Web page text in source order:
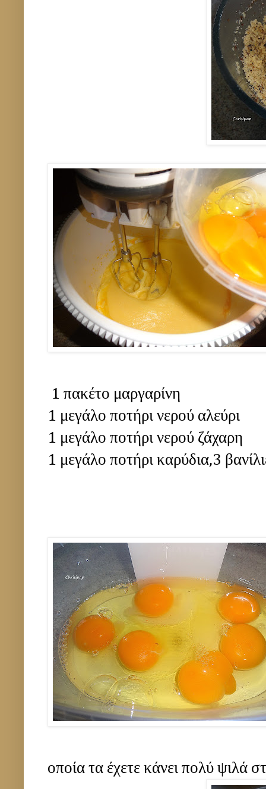
1 πακέτο μαργαρίνη
1 μεγάλο ποτήρι νερού αλεύρι
1 μεγάλο ποτήρι νερού ζάχαρη
1 μεγάλο ποτήρι καρύδια,3
οποία τα έχετε κάνει πολύ ψιλά